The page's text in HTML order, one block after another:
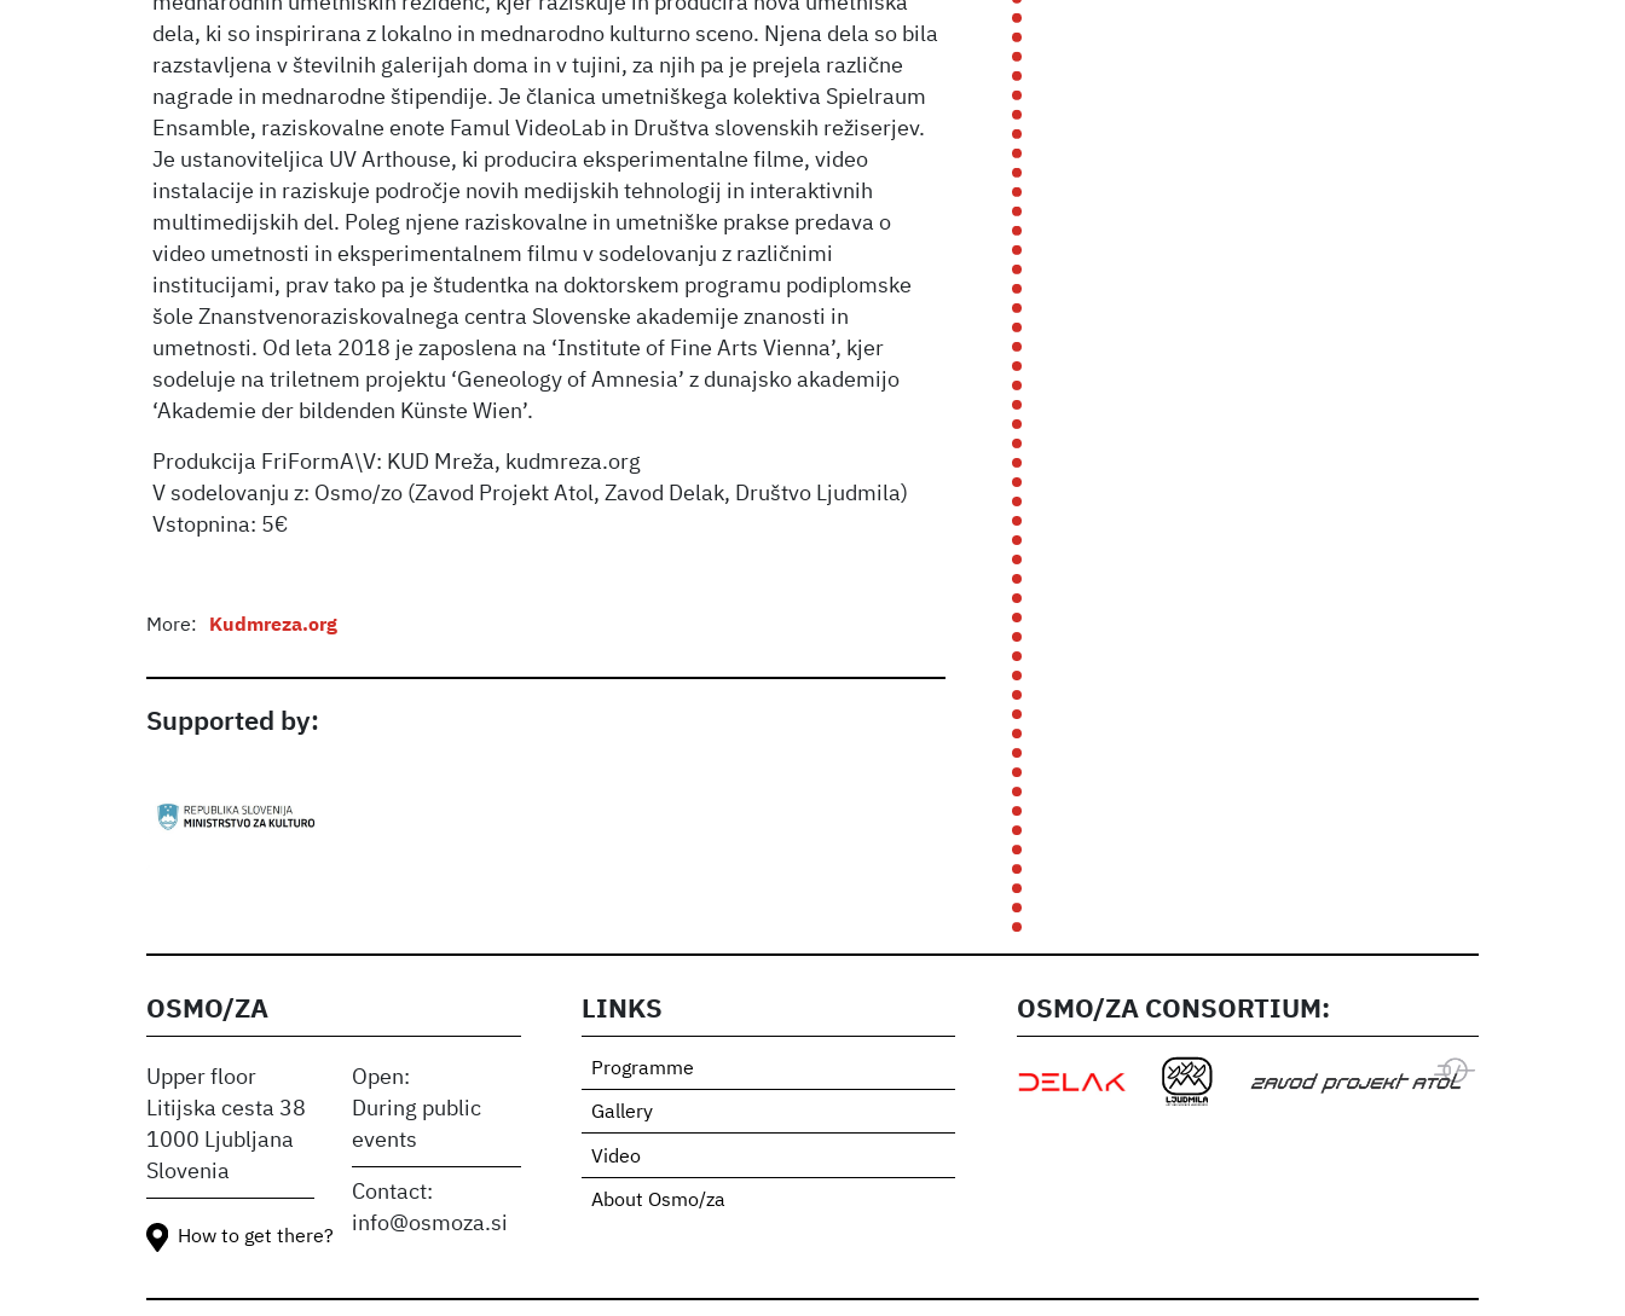
dela, ki so inspirirana z lokalno in mednarodno kulturno sceno. Njena dela so bila
razstavljena v številnih galerijah doma in v tujini, za njih pa je prejela različne
nagrade in mednarodne štipendije. Je članica umetniškega kolektiva Spielraum
Ensamble, raziskovalne enote Famul VideoLab in Društva slovenskih režiserjev.
Je ustanoviteljica UV Arthouse, ki producira eksperimentalne filme, video
instalacije in raziskuje področje novih medijskih tehnologij in interaktivnih
multimedijskih del. Poleg njene raziskovalne in umetniške prakse predava o
video umetnosti in eksperimentalnem filmu v sodelovanju z različnimi
institucijami, prav tako pa je študentka na doktorskem programu podiplomske
šole Znanstvenoraziskovalnega centra Slovenske akademije znanosti in
umetnosti. Od leta 2018 je zaposlena na ‘Institute of Fine Arts Vienna’, kjer
sodeluje na triletnem projektu ‘Geneology of Amnesia’ z dunajsko akademijo
‘Akademie der bildenden Künste Wien’.
Produkcija FriFormA\V: KUD Mreža, kudmreza.org
V sodelovanju z: Osmo/zo (Zavod Projekt Atol, Zavod Delak, Društvo Ljudmila)
Vstopnina: 5€
More: Kudmreza.org
Supported by:
OSMO/ZA
Upper floor
Litijska cesta 38
1000 Ljubljana
Slovenia
Open:
During public
events
Contact:
info@osmoza.si
LINKS
Programme
Gallery
Video
About Osmo/za
OSMO/ZA CONSORTIUM:
How to get there?